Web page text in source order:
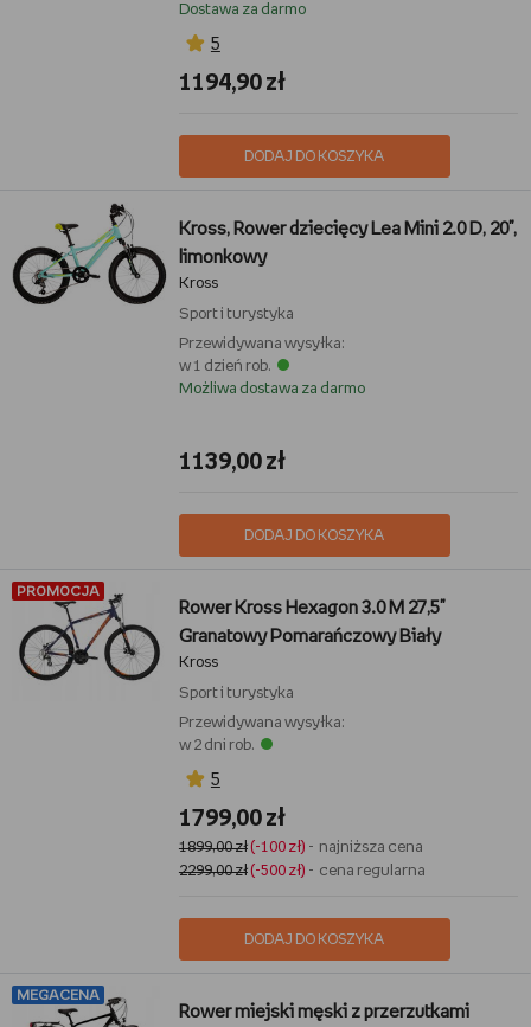
Dostawa za darmo
5
1194,90 zł
DODAJ DO KOSZYKA
Kross, Rower dziecięcy Lea Mini 2.0 D, 20",
limonkowy
Kross
Sport i turystyka
Przewidywana wysyłka:
w 1 dzień rob.
Możliwa dostawa za darmo
1139,00 zł
DODAJ DO KOSZYKA
PROMOCJA
Rower Kross Hexagon 3.0 M 27,5"
Granatowy Pomarańczowy Biały
Kross
Sport i turystyka
Przewidywana wysyłka:
w 2 dni rob.
5
1799,00 zł
1899,00 zł(-100 zł) - najniższa cena
2299,00 zł(-500 zł) - cena regularna
DODAJ DO KOSZYKA
MEGACENA
Rower miejski męski z przerzutkami